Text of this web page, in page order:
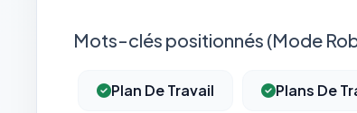
Mots-clés positionnés (Mode
Plan De Travail Plans De